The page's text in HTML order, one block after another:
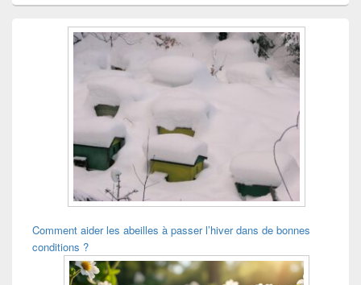
Comment aider les abeilles à passer l’hiver dans de bonnes
conditions ?